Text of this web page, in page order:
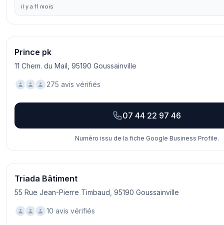
il y a 11 mois
Prince pk
11 Chem. du Mail, 95190 Goussainville
275 avis vérifiés
07 44 22 97 46
Numéro issu de la fiche Google Business Profile.
Triada Bâtiment
55 Rue Jean-Pierre Timbaud, 95190 Goussainville
10 avis vérifiés